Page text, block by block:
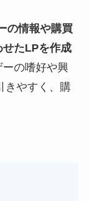
の情報や購買
せたLPを作成
の嗜好や興
きやすく、購